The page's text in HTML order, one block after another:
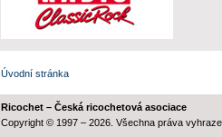
Úvodní stránka
Ricochet – Česká ricochetová asociace
Copyright © 1997 – 2026. Všechna práva